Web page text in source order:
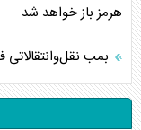
هرمز باز خواهد شد
بمب